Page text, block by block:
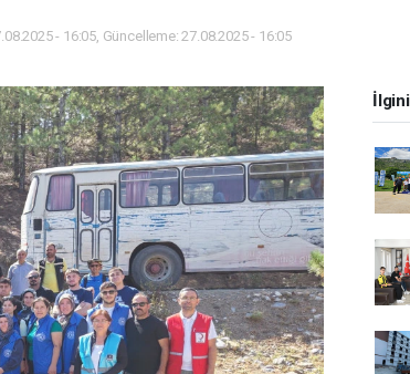
- 16:05, Güncelleme: 27.08.2025 - 16:05